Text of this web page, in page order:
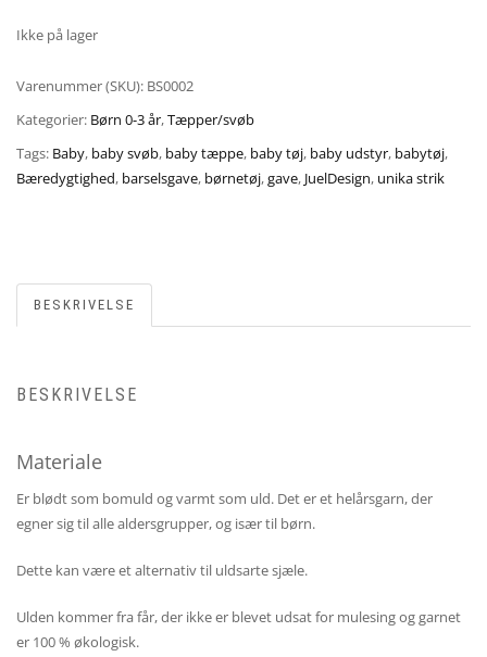
Ikke på lager
Varenummer (SKU): BS0002
Kategorier: Børn 0-3 år,Tæpper/svøb
Tags: Baby, baby svøb, baby tæppe, baby tøj, baby udstyr, babytøj,
Bæredygtighed, barselsgave, børnetøj,gave, JuelDesign, unika strik
BESKRIVELSE
BESKRIVELSE
Materiale
Er blødt som bomuld og varmt som uld. Det er et helårsgarn, der
egner sig til alle aldersgrupper, og især til børn.
Dette kan være et alternativ til uldsarte sjæle.
Ulden kommer fra får, der ikke er blevet udsat for mulesing og garnet
er 100 % økologisk.